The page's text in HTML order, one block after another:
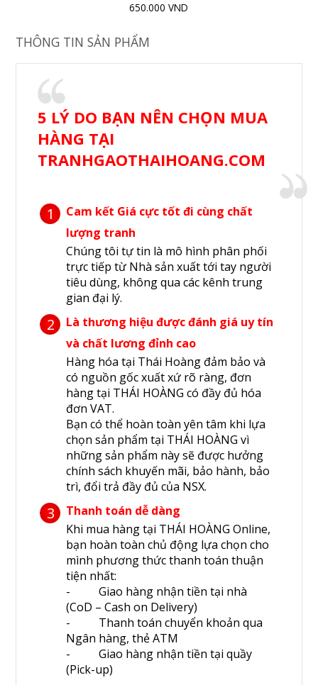
650.000 VND
THÔNG TIN SẢN PHẨM
5 LÝ DO BẠN NÊN CHỌN MUA
HÀNG TẠI
TRANHGAOTHAIHOANG.COM
1
Cam kết Giá cực tốt đi cùng chất
lượng tranh
Chúng tôi tự tin là mô hình phân phối
trực tiếp từ Nhà sản xuất tới tay người
tiêu dùng, không qua các kênh trung
gian đại lý.
2
Là thương hiệu được đánh giá uy tín
và chất lương đỉnh cao
Hàng hóa tại Thái Hoàng đảm bảo và
có nguồn gốc xuất xứ rõ ràng, đơn
hàng tại THÁI HOÀNG có đầy đủ hóa
đơn VAT.
Bạn có thể hoàn toàn yên tâm khi lựa
chọn sản phẩm tại THÁI HOÀNG vì
những sản phẩm này sẽ được hưởng
chính sách khuyến mãi, bảo hành, bảo
trì, đổi trả đầy đủ của NSX.
3
Thanh toán dễ dàng
Khi mua hàng tại THÁI HOÀNG Online,
bạn hoàn toàn chủ động lựa chọn cho
mình phương thức thanh toán thuận
tiện nhất:
- Giao hàng nhận tiền tại nhà
(CoD – Cash on Delivery)
- Thanh toán chuyển khoản qua
Ngân hàng, thẻ ATM
- Giao hàng nhận tiền tại quầy
(Pick-up)